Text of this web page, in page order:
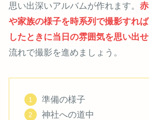
思い出深いアルバムが作れます。
や家族の様子を時系列で撮影すれ
したときに当日の雰囲気を思い出せ
流れで撮影を進めましょう。
準備の様子
神社への道中